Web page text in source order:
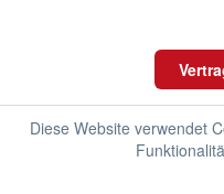
Diese Website verwendet